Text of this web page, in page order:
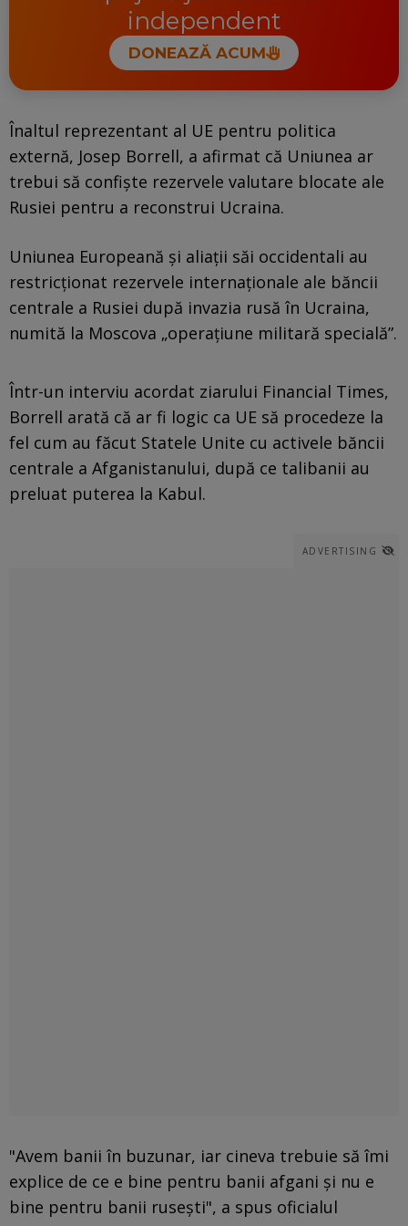
independent
DONEAZĂ ACUM
Înaltul reprezentant al UE pentru politica
externă, Josep Borrell, a afirmat că Uniunea ar
trebui să confişte rezervele valutare blocate ale
Rusiei pentru a reconstrui Ucraina.
Uniunea Europeană şi aliaţii săi occidentali au
restricţionat rezervele internaţionale ale băncii
centrale a Rusiei după invazia rusă în Ucraina,
numită la Moscova „operaţiune militară specială”.
Într-un interviu acordat ziarului Financial Times,
Borrell arată că ar fi logic ca UE să procedeze la
fel cum au făcut Statele Unite cu activele băncii
centrale a Afganistanului, după ce talibanii au
preluat puterea la Kabul.
ADVERTISING
"Avem banii în buzunar, iar cineva trebuie să îmi
explice de ce e bine pentru banii afgani şi nu e
bine pentru banii ruseşti", a spus oficialul